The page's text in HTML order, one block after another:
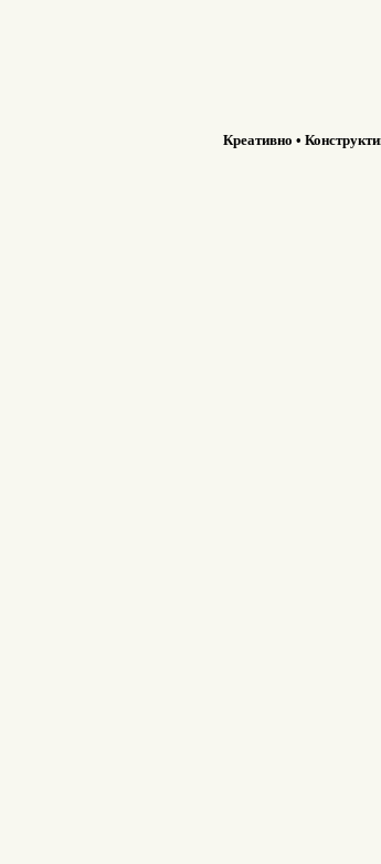
Креативно •